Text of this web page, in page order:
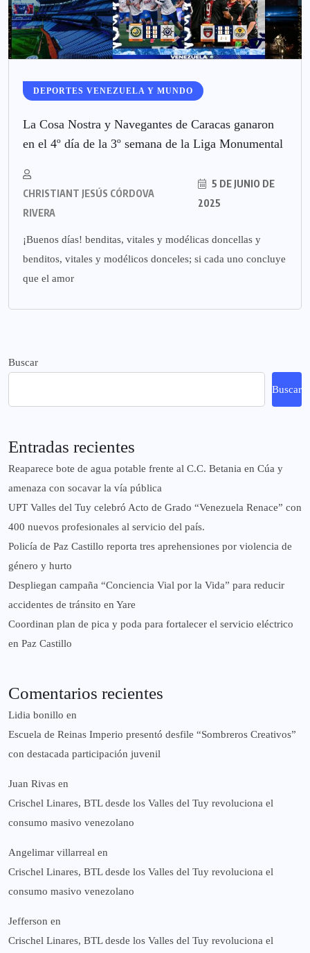
DEPORTES VENEZUELA Y MUNDO
La Cosa Nostra y Navegantes de Caracas ganaron
en el 4º día de la 3º semana de la Liga Monumental
CHRISTIANT JESÚS CÓRDOVA
RIVERA
5 DE JUNIO DE
2025
¡Buenos días! benditas, vitales y modélicas doncellas y
benditos, vitales y modélicos donceles; si cada uno concluye
que el amor
Buscar
Buscar
Entradas recientes
Reaparece bote de agua potable frente al C.C. Betania en Cúa y
amenaza con socavar la vía pública
UPT Valles del Tuy celebró Acto de Grado “Venezuela Renace” con
400 nuevos profesionales al servicio del país.
‎Policía de Paz Castillo reporta tres aprehensiones por violencia de
género y hurto
‎Despliegan campaña “Conciencia Vial por la Vida” para reducir
accidentes de tránsito en Yare
Coordinan plan de pica y poda para fortalecer el servicio eléctrico
en Paz Castillo
Comentarios recientes
Lidia bonillo en
Escuela de Reinas Imperio presentó desfile “Sombreros Creativos”
con destacada participación juvenil
Juan Rivas en
Crischel Linares, BTL desde los Valles del Tuy revoluciona el
consumo masivo venezolano
Angelimar villarreal en
Crischel Linares, BTL desde los Valles del Tuy revoluciona el
consumo masivo venezolano
Jefferson en
Crischel Linares, BTL desde los Valles del Tuy revoluciona el